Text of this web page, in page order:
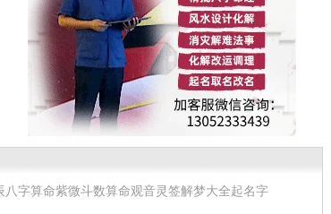
八字算命紫微斗数算命观音灵签解梦大全起名字